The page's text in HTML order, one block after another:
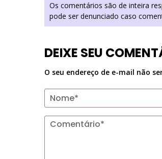
Os comentários são de inteira
pode ser denunciado caso
DEIXE SEU
O seu endereço de e-mail não